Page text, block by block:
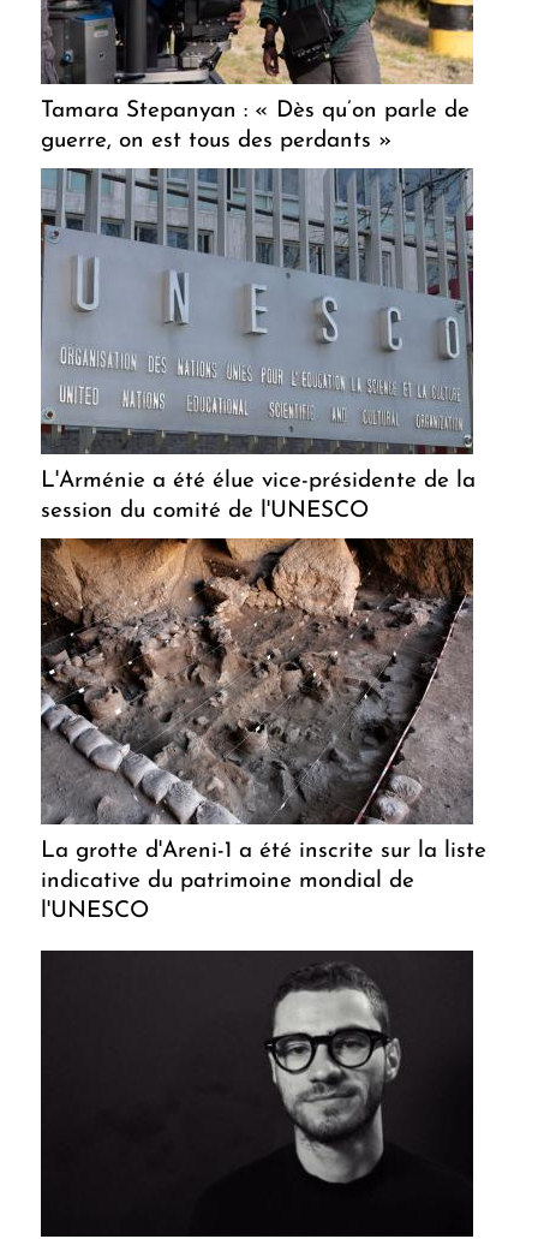
Tamara Stepanyan : « Dès qu’on parle de
guerre, on est tous des perdants »
L'Arménie a été élue vice-présidente de la
session du comité de l'UNESCO
La grotte d'Areni-1 a été inscrite sur la liste
indicative du patrimoine mondial de
l'UNESCO